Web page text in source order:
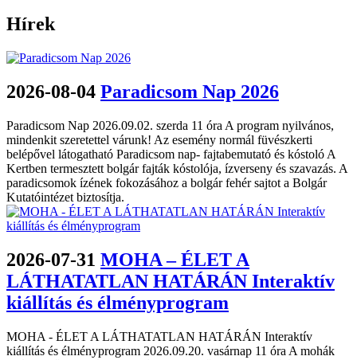
Hírek
2026-08-04 Paradicsom Nap 2026
Paradicsom Nap 2026.09.02. szerda 11 óra A program nyilvános,
mindenkit szeretettel várunk! Az esemény normál füvészkerti
belépővel látogatható Paradicsom nap- fajtabemutató és kóstoló A
Kertben termesztett bolgár fajták kóstolója, ízverseny és szavazás. A
paradicsomok ízének fokozásához a bolgár fehér sajtot a Bolgár
Kutatóintézet biztosítja.
2026-07-31 MOHA – ÉLET A
LÁTHATATLAN HATÁRÁN Interaktív
kiállítás és élményprogram
MOHA - ÉLET A LÁTHATATLAN HATÁRÁN Interaktív
kiállítás és élményprogram 2026.09.20. vasárnap 11 óra A mohák